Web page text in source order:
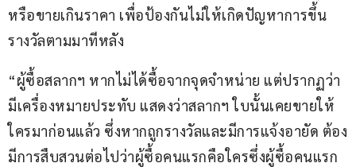
หรือขายเกินราคา เพื่อป้องกันไม่ให้เกิดปัญหาการขึ้น
รางวัลตามมาทีหลัง
“ผู้ซื้อสลากฯ หากไม่ได้ซื้อจากจุดจำหน่าย แต่ปรากฏว่า
มีเครื่องหมายประทับ แสดงว่าสลากฯ ใบนั้นเคยขายให้
ใครมาก่อนแล้ว ซึ่งหากถูกรางวัลและมีการแจ้งอายัด ต้อง
มีการสืบสวนต่อไปว่าผู้ซื้อคนแรกคือใครซึ่งผู้ซื้อคนแรก